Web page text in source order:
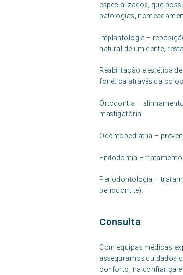
especializados, que
patologias,
Implantologia –
natural de um dente,
Reabilitação e estética
fonética através da
Ortodontia –
mastigatória.
Odontopediatria –
Endodontia –
Periodontologia –
periodontite).
Consulta
Com equipas médicas
asseguramos cuidados
conforto, na confiança e